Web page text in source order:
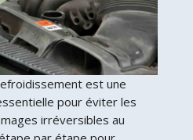
est une
pour éviter les
irréversibles au